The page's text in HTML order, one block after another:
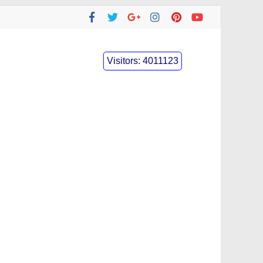
Visitors: 4011123